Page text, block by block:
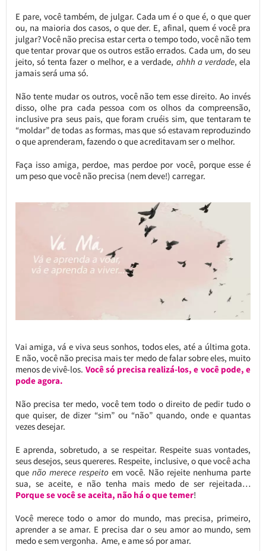
E pare, você também, de julgar. Cada um é o que é, o que quer
ou, na maioria dos casos, o que der. E, afinal, quem é você pra
julgar? Você não precisa estar certa o tempo todo, você não tem
que tentar provar que os outros estão errados. Cada um, do seu
jeito, só tenta fazer o melhor, e a verdade, ahhh a verdade, ela
jamais será uma só.
Não tente mudar os outros, você não tem esse direito. Ao invés
disso, olhe pra cada pessoa com os olhos da compreensão,
inclusive pra seus pais, que foram cruéis sim, que tentaram te
“moldar” de todas as formas, mas que só estavam reproduzindo
o que aprenderam, fazendo o que acreditavam ser o melhor.
Faça isso amiga, perdoe, mas perdoe por você, porque esse é
um peso que você não precisa (nem deve!) carregar.
Vai amiga, vá e viva seus sonhos, todos eles, até a última gota.
E não, você não precisa mais ter medo de falar sobre eles, muito
menos de vivê-los. Você só precisa realizá-los, e você pode, e
pode agora.
Não precisa ter medo, você tem todo o direito de pedir tudo o
que quiser, de dizer “sim” ou “não” quando, onde e quantas
vezes desejar.
E aprenda, sobretudo, a se respeitar. Respeite suas vontades,
seus desejos, seus quereres. Respeite, inclusive, o que você acha
que não merece respeito em você. Não rejeite nenhuma parte
sua, se aceite, e não tenha mais medo de ser rejeitada…
Porque se você se aceita, não há o que temer!
Você merece todo o amor do mundo, mas precisa, primeiro,
aprender a se amar. E precisa dar o seu amor ao mundo, sem
medo e sem vergonha. Ame, e ame só por amar.